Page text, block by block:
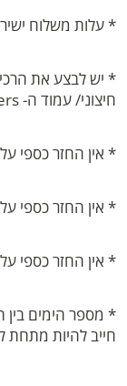
* עלות משלוח
* יש לבצע את
חיצוני/ עמוד ה- orders)
* אין החזר כספי
* אין החזר כספי
* אין החזר כספי על
* מספר הימים בין
חייב להיות מתחת ל- 180